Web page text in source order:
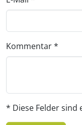
Kommentar*
* Diese Felder sind